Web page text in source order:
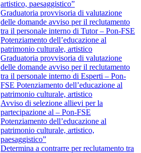
artistico, paesaggistico”
Graduatoria provvisoria di valutazione
delle domande avviso per il reclutamento
tra il personale interno di Tutor – Pon-FSE
Potenziamento dell’educazione al
patrimonio culturale, artistico
Graduatoria provvisoria di valutazione
delle domande avviso per il reclutamento
tra il personale interno di Esperti – Pon-
FSE Potenziamento dell’educazione al
patrimonio culturale, artistico
Avviso di selezione allievi per la
partecipazione al – Pon-FSE
Potenziamento dell’educazione al
patrimonio culturale, artistico,
paesaggistico”
Determina a contrarre per reclutamento tra